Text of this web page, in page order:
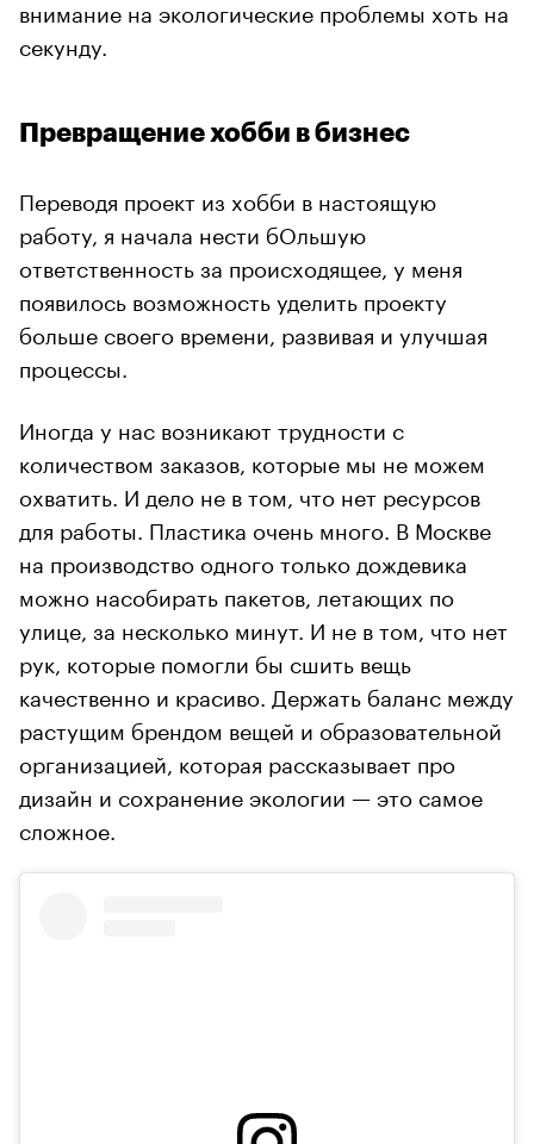
внимание на экологические проблемы хоть на
секунду.
Превращение хобби в бизнес
Переводя проект из хобби в настоящую
работу, я начала нести бОльшую
ответственность за происходящее, у меня
появилось возможность уделить проекту
больше своего времени, развивая и улучшая
процессы.
Иногда у нас возникают трудности с
количеством заказов, которые мы не можем
охватить. И дело не в том, что нет ресурсов
для работы. Пластика очень много. В Москве
на производство одного только дождевика
можно насобирать пакетов, летающих по
улице, за несколько минут. И не в том, что нет
рук, которые помогли бы сшить вещь
качественно и красиво. Держать баланс между
растущим брендом вещей и образовательной
организацией, которая рассказывает про
дизайн и сохранение экологии — это самое
сложное.